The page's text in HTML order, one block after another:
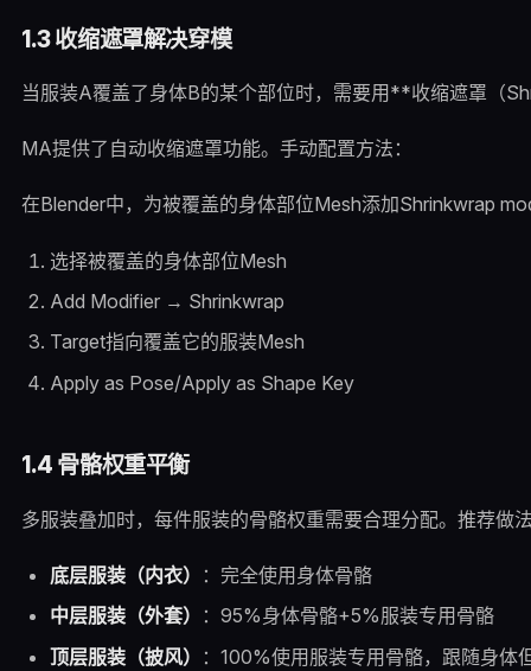
1.3 收缩遮罩解决穿模
当服装A覆盖了身体B的某个部位时，需要用**收缩遮罩（
MA提供了自动收缩遮罩功能。手动配置方法：
在Blender中，为被覆盖的身体部位Mesh添加Shrinkwrap
选择被覆盖的身体部位Mesh
Add Modifier → Shrinkwrap
Target指向覆盖它的服装Mesh
Apply as Pose/Apply as Shape Key
1.4 骨骼权重平衡
多服装叠加时，每件服装的骨骼权重需要合理分配。推荐做
底层服装（内衣）
：完全使用身体骨骼
中层服装（外套）
：95%身体骨骼+5%服装专用骨骼
顶层服装（披风）
：100%使用服装专用骨骼，跟随身体